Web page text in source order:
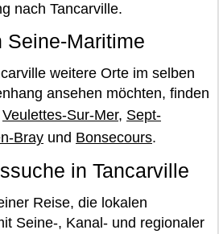
nach Tancarville.
Seine-Maritime
weitere Orte im selben
ansehen möchten, finden
Veulettes-Sur-Mer, Sept-
Bray und Bonsecours.
in Tancarville
Reise, die lokalen
Seine-, Kanal- und regionaler